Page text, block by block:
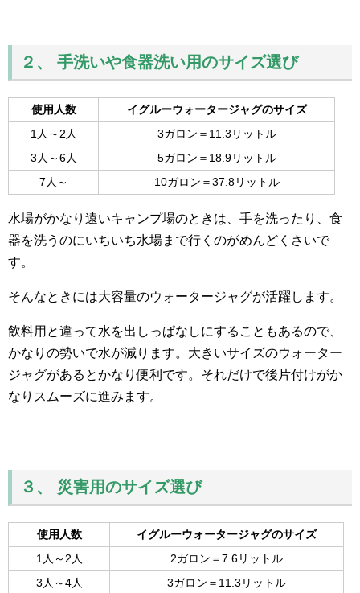
２、 手洗いや食器洗い用のサイズ選び
使用人数
イグルーウォータージャグのサイズ
1人～2人
3ガロン＝11.3リットル
3人～6人
5ガロン＝18.9リットル
7人～
10ガロン＝37.8リットル
水場がかなり遠いキャンプ場のときは、手を洗ったり、食
器を洗うのにいちいち水場まで行くのがめんどくさいで
す。
そんなときには大容量のウォータージャグが活躍します。
飲料用と違って水を出しっぱなしにすることもあるので、
かなりの勢いで水が減ります。大きいサイズのウォーター
ジャグがあるとかなり便利です。それだけで後片付けがか
なりスムーズに進みます。
３、 災害用のサイズ選び
使用人数
イグルーウォータージャグのサイズ
1人～2人
2ガロン＝7.6リットル
3人～4人
3ガロン＝11.3リットル